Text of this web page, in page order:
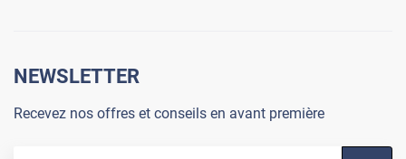
NEWSLETTER
Recevez nos offres et conseils en avant première